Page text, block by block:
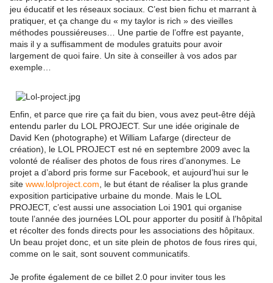
jeu éducatif et les réseaux sociaux. C’est bien fichu et marrant à
pratiquer, et ça change du « my taylor is rich » des vieilles
méthodes poussiéreuses… Une partie de l’offre est payante,
mais il y a suffisamment de modules gratuits pour avoir
largement de quoi faire. Un site à conseiller à vos ados par
exemple…
Enfin, et parce que rire ça fait du bien, vous avez peut-être déjà
entendu parler du LOL PROJECT. Sur une idée originale de
David Ken (photographe) et William Lafarge (directeur de
création), le LOL PROJECT est né en septembre 2009 avec la
volonté de réaliser des photos de fous rires d’anonymes. Le
projet a d’abord pris forme sur Facebook, et aujourd’hui sur le
site www.lolproject.com , le but étant de réaliser la plus grande
exposition participative urbaine du monde. Mais le LOL
PROJECT, c’est aussi une association Loi 1901 qui organise
toute l’année des journées LOL pour apporter du positif à l’hôpital
et récolter des fonds directs pour les associations des hôpitaux.
Un beau projet donc, et un site plein de photos de fous rires qui,
comme on le sait, sont souvent communicatifs.
Je profite également de ce billet 2.0 pour inviter tous les